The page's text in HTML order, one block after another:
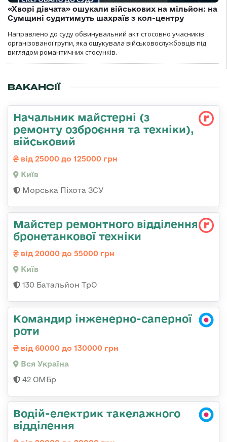
«Хворі дівчата» ошукали військових на мільйон: на
Сумщині судитимуть шахраїв з кол-центру
Направлено до суду обвинувальний акт стосовно учасників
організованої групи, яка ошукувала військовослужбовців під
виглядом романтичних стосунків.
ВАКАНСІЇ
Начальник майстеpні (з
ремонту озбpоєння та техніки),
військовий
від 25000 до 125000 грн
Київ
Морська Піхота ЗСУ
Майстер ремонтного відділення
бронетанкової техніки
від 20000 до 55000 грн
Київ
130 Батальйон ТрО
Командир інженерно-саперної
роти
від 60000 до 130000 грн
Вся Україна
42 ОМБр
Водій-електрик такелажного
відділення